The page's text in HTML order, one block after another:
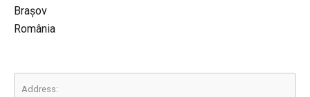
Brașov
România
Address: